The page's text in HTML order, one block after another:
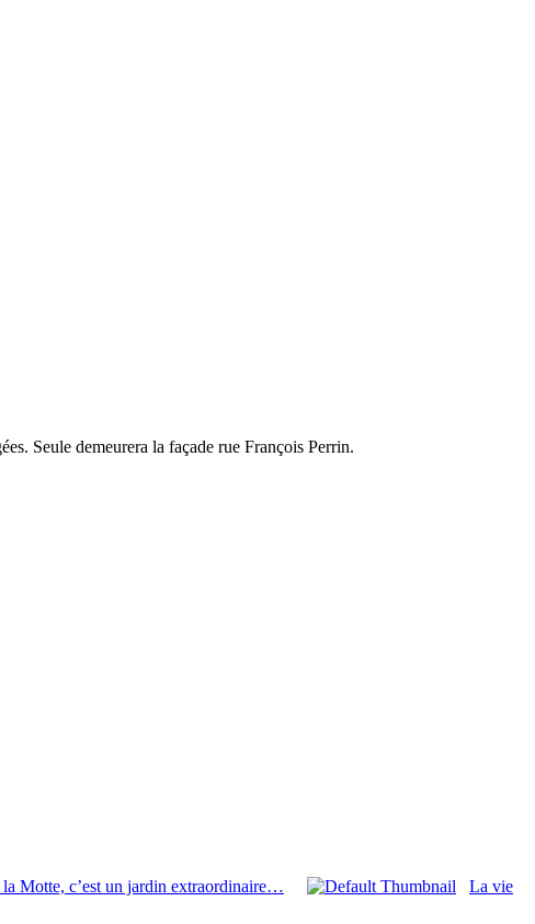
Seule demeurera la façade rue François Perrin.
la Motte, c’est un jardin extraordinaire…
La vie